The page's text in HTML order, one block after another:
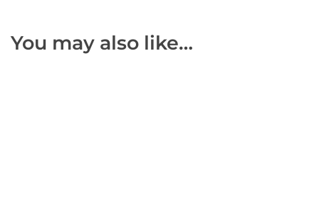
You may also like…